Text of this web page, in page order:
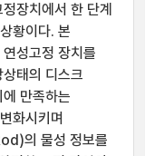
장치에서 한 단계
황이다. 본
성고정 장치를
태의 디스크
만족하는
화시키며
의 물성 정보를